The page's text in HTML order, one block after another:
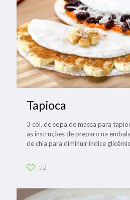
Tapioca
3 col. de sopa de massa para
as instruções de preparo na
de chia para diminuir índice
52